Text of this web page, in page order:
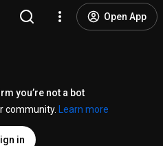
Open App
you’re not a bot
community.
Learn more
in